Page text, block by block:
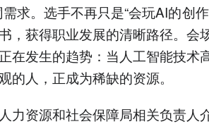
求。选手不再只是“会玩AI的创
，获得职业发展的清晰路径。会
在发生的趋势：当人工智能技术
的人，正成为稀缺的资源。
力资源和社会保障局相关负责人